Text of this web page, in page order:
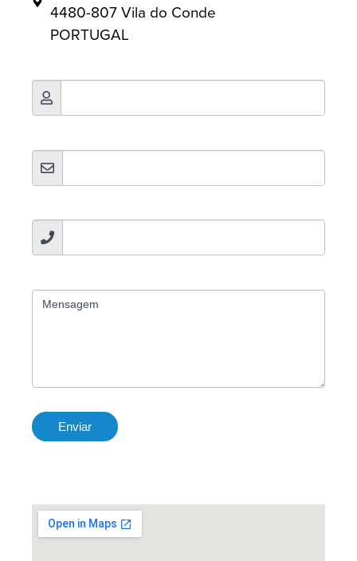
4480-807 Vila do Conde
PORTUGAL
Nome
Email
Contacto
Mensagem
Enviar